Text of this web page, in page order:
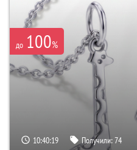
до 100%
10:40:18 Получили:74